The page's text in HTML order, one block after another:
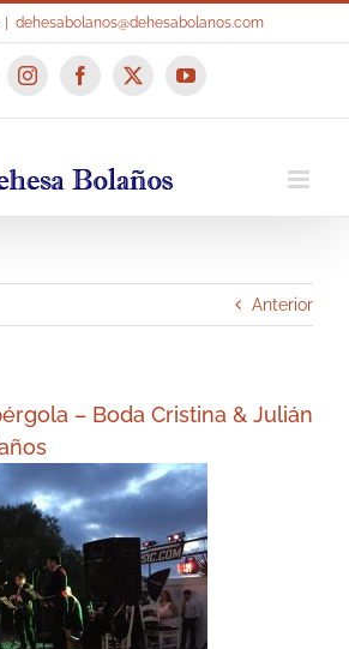
dehesabolanos@dehesabolanos.com
InstagramFacebook
X YouTube
Anterior
– Boda Cristina & Julián